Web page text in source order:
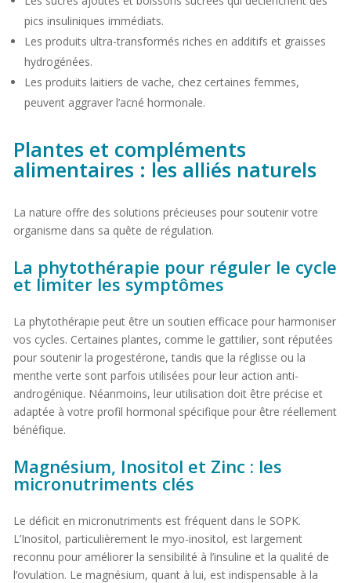
pics insuliniques immédiats.
Les produits ultra-transformés riches en additifs et graisses
hydrogénées.
Les produits laitiers de vache, chez certaines femmes,
peuvent aggraver l’acné hormonale.
Plantes et compléments
alimentaires : les alliés naturels
La nature offre des solutions précieuses pour soutenir votre
organisme dans sa quête de régulation.
La phytothérapie pour réguler le cycle
et limiter les symptômes
La phytothérapie peut être un soutien efficace pour harmoniser
vos cycles. Certaines plantes, comme le gattilier, sont réputées
pour soutenir la progestérone, tandis que la réglisse ou la
menthe verte sont parfois utilisées pour leur action anti-
androgénique. Néanmoins, leur utilisation doit être précise et
adaptée à votre profil hormonal spécifique pour être réellement
bénéfique.
Magnésium, Inositol et Zinc : les
micronutriments clés
Le déficit en micronutriments est fréquent dans le SOPK.
L’Inositol, particulièrement le myo-inositol, est largement
reconnu pour améliorer la sensibilité à l’insuline et la qualité de
l’ovulation. Le magnésium, quant à lui, est indispensable à la